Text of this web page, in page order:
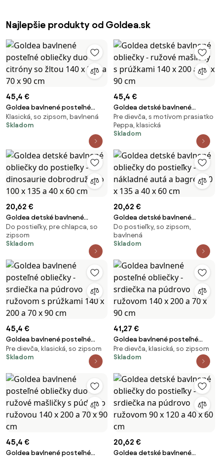
Najlepšie produkty od Goldea.sk
45,4 €
Goldea bavlnené posteľné
obliečky duo - citróny so žltou
140 x 200 a 70 x 90 cm
Klasická, so zipsom, bavlnená
Skladom
45,4 €
Goldea detské bavlnené
obliečky - ružové mašličky s
prúžkami 140 x 200 a 70 x 90
cm
Pre dievča, s motívom prasiatko
Peppa, klasická
Skladom
20,62 €
Goldea detské bavlnené
obliečky do postieľky -
dinosaurie dobrodružstvo 100
x 135 a 40 x 60 cm
Do postieľky, pre chlapca, so
zipsom
Skladom
20,62 €
Goldea detské bavlnené
obliečky do postieľky -
nákladné autá a bagre 100 x 135
a 40 x 60 cm
Do postieľky, so zipsom,
bavlnená
Skladom
45,4 €
Goldea bavlnené posteľné
obliečky - srdiečka na púdrovo
ružovom s prúžkami 140 x 200 a
Pre dievča, klasická, so zipsom
Skladom
41,27 €
Goldea bavlnené posteľné
obliečky - srdiečka na púdrovo
ružovom 140 x 200 a 70 x 90 cm
Pre dievča, klasická, so zipsom
Skladom
45,4 €
Goldea bavlnené posteľné
20,62 €
Goldea detské bavlnené